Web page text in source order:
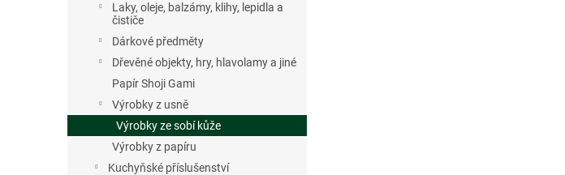
Laky, oleje, balzámy, klihy, lepidla a
čističe
Dárkové předměty
Dřevěné objekty, hry, hlavolamy a jiné
Papír Shoji Gami
Výrobky z usně
Výrobky ze sobí kůže
Výrobky z papíru
Kuchyňské příslušenství